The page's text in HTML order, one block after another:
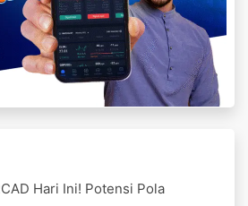
Hari Ini! Potensi Pola